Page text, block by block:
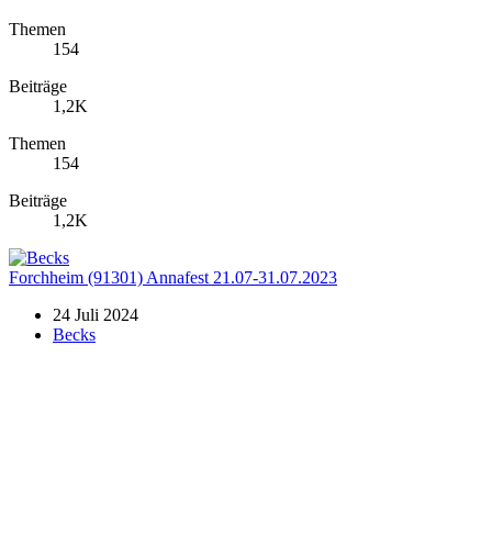
Themen
154
Beiträge
1,2K
Themen
154
Beiträge
1,2K
Forchheim (91301) Annafest 21.07-31.07.2023
24 Juli 2024
Becks